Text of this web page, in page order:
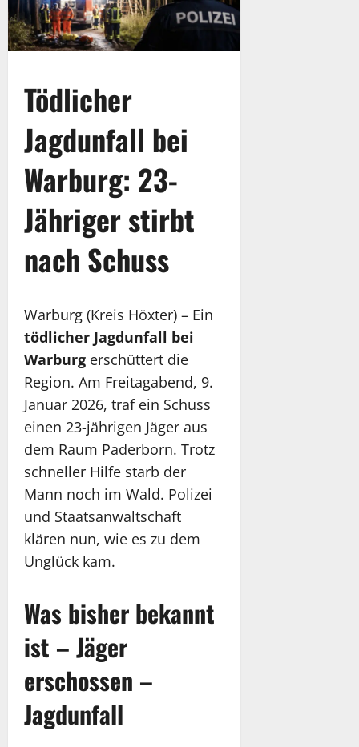
Tödlicher
Jagdunfall bei
Warburg: 23-
Jähriger stirbt
nach Schuss
Warburg (Kreis Höxter) – Ein
tödlicher Jagdunfall bei
Warburg erschüttert die
Region. Am Freitagabend, 9.
Januar 2026, traf ein Schuss
einen 23-jährigen Jäger aus
dem Raum Paderborn. Trotz
schneller Hilfe starb der
Mann noch im Wald. Polizei
und Staatsanwaltschaft
klären nun, wie es zu dem
Unglück kam.
Was bisher bekannt
ist – Jäger
erschossen –
Jagdunfall